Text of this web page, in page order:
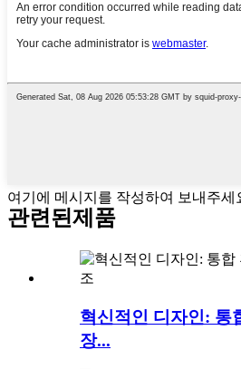
여기에 메시지를 작성하여 보내주세
관련된제품
혁신적인 디자인: 통
장...